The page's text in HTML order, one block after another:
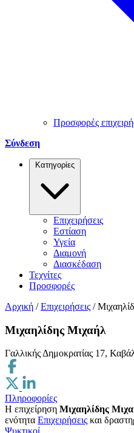
Προσφορές
Σύνδεση
Κατηγορίες
Επιχειρήσεις
Εστίαση
Υγεία
Διαμονή
Διασκέδαση
Τεχνίτες
Προσφορές
Αρχική / Επιχειρήσεις /
Μιχαηλίδης Μιχαήλ
Γαλλικής Δημοκρατίας 17,
Πληροφορίες
Η επιχείρηση Μιχαηλίδης
ενότητα Επιχειρήσεις και